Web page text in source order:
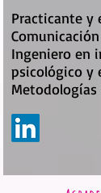
Practicante y
Ingeniero en
psicológico y
Metodologías